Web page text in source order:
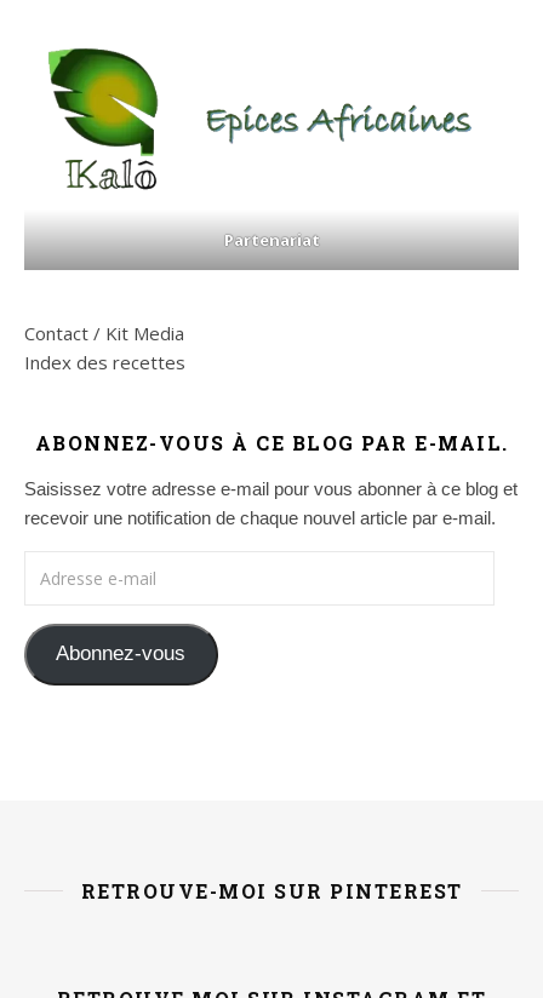
Partenariat
Contact / Kit Media
Index des recettes
ABONNEZ-VOUS À CE BLOG PAR E-MAIL.
Saisissez votre adresse e-mail pour vous abonner à ce blog et
recevoir une notification de chaque nouvel article par e-mail.
Abonnez-vous
RETROUVE-MOI SUR PINTEREST